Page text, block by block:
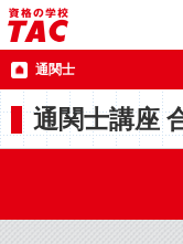
通関士
通関士講座